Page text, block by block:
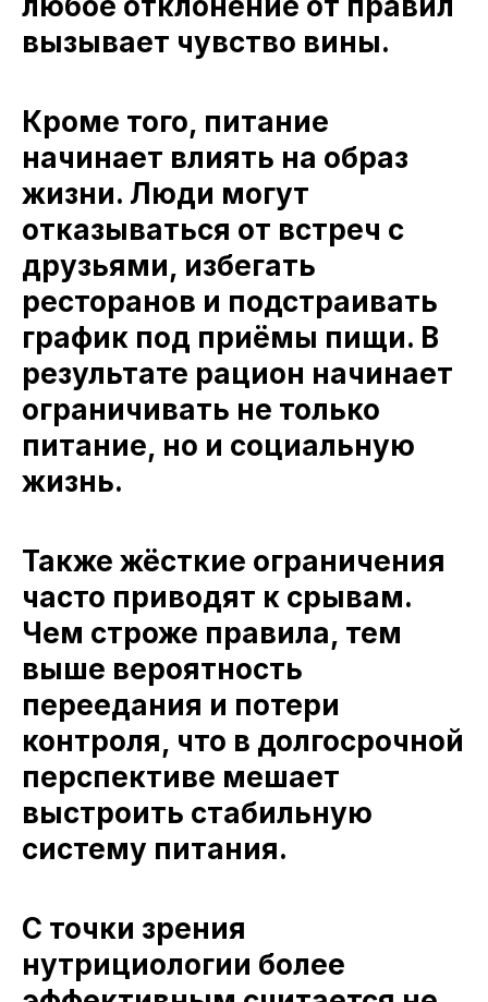
вызывает чувство вины.
Кроме того, питание
начинает влиять на образ
жизни. Люди могут
отказываться от встреч с
друзьями, избегать
ресторанов и подстраивать
график под приёмы пищи. В
результате рацион начинает
ограничивать не только
питание, но и социальную
жизнь.
Также жёсткие ограничения
часто приводят к срывам.
Чем строже правила, тем
выше вероятность
переедания и потери
контроля, что в долгосрочной
перспективе мешает
выстроить стабильную
систему питания.
С точки зрения
нутрициологии более